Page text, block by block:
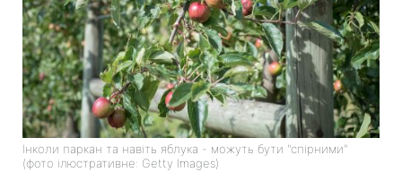
Інколи паркан та навіть яблука - можуть бути "спірними"
(фото ілюстративне: Getty Images)